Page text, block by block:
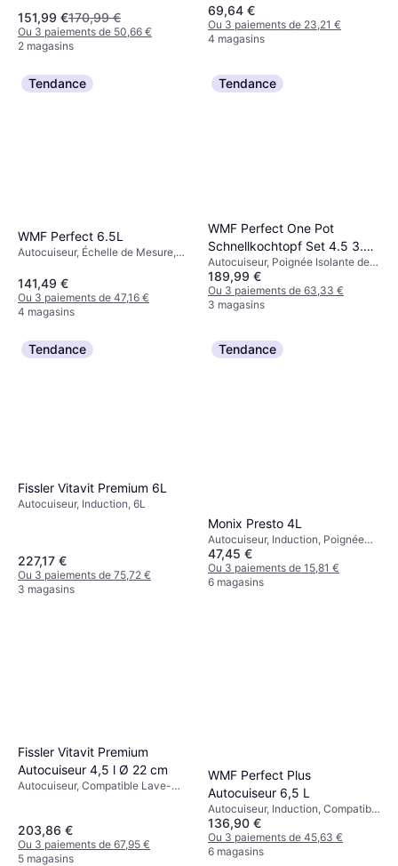
151,99 €170,99 €
Ou 3 paiements de 50,66 €
2 magasins
69,64 €
Ou 3 paiements de 23,21 €
4 magasins
Tendance
WMF Perfect 6.5L
Autocuiseur, Échelle de Mesure,
Induction, Poignée Isolante de
Chaleur, 6.5L
141,49 €
Ou 3 paiements de 47,16 €
4 magasins
Tendance
WMF Perfect One Pot
Schnellkochtopf Set 4.5 3.0
Liter
Autocuiseur, Poignée Isolante de
Chaleur, Compatible Lave-
Vaisselle, Induction, Échelle de
Mesure, 4.5L
189,99 €
Ou 3 paiements de 63,33 €
3 magasins
Tendance
Fissler Vitavit Premium 6L
Autocuiseur, Induction, 6L
227,17 €
Ou 3 paiements de 75,72 €
3 magasins
Tendance
Monix Presto 4L
Autocuiseur, Induction, Poignée
Isolante de Chaleur, Compatible
Lave-Vaisselle, 4L
47,45 €
Ou 3 paiements de 15,81 €
6 magasins
Fissler Vitavit Premium
Autocuiseur 4,5 l Ø 22 cm
Autocuiseur, Compatible Lave-
Chaleur, 4.5L
203,86 €
Ou 3 paiements de 67,95 €
5 magasins
WMF Perfect Plus
Autocuiseur 6,5 L
Autocuiseur, Induction, Compatible
Lave-Vaisselle, 6L
136,90 €
Ou 3 paiements de 45,63 €
6 magasins